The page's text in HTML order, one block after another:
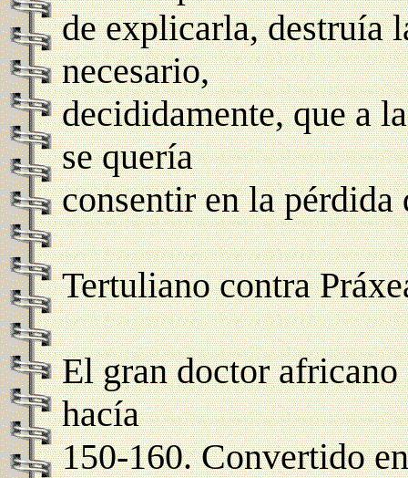
de explicarla, destruía
necesario,
decididamente, que a
se quería
consentir en la
Tertuliano contra
El gran doctor
hacía
150-160. Convertido